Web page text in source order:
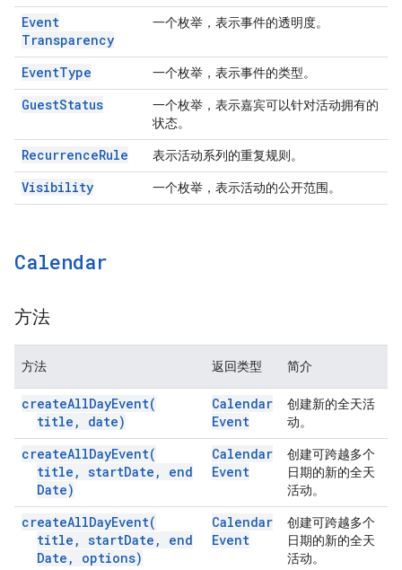
Event
Transparency
一个枚举，表示事件的透明度。
EventType 一个枚举，表示事件的类型。
GuestStatus
一个枚举，表示嘉宾可以针对活动拥有的
状态。
RecurrenceRule 表示活动系列的重复规则。
Visibility 一个枚举，表示活动的公开范围。
Calendar
方法
方法 返回类型 简介
createAllDayEvent(
title , date)
Calendar
Event
创建新的全天活
动。
createAllDayEvent(
title , startDate ,
end
Date)
Calendar
Event
创建可跨越多个
日期的新的全天
活动。
createAllDayEvent(
title , startDate ,
end
Date , options)
Calendar
Event
创建可跨越多个
日期的新的全天
活动。